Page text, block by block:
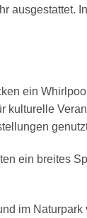
ausgestattet.
ein
kulturelle
ein breites
im Naturpark